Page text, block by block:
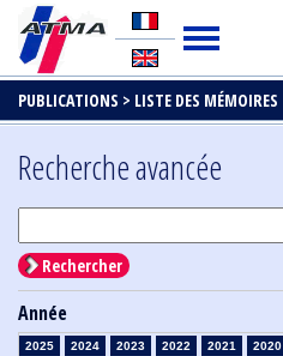
PUBLICATIONS > LISTE DES MÉMOIRES
Recherche avancée
Rechercher
Année
2025 2024 2023 2022 2021 2020